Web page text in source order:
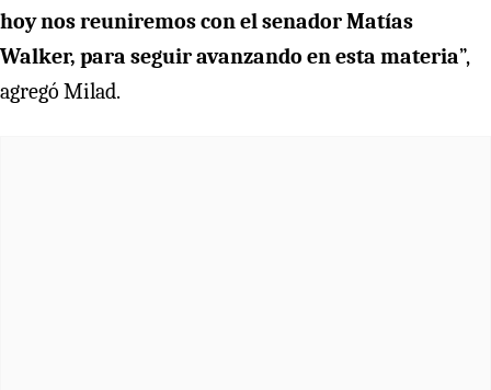
hoy nos reuniremos con el senador Matías
Walker, para seguir avanzando en esta materia”,
agregó Milad.